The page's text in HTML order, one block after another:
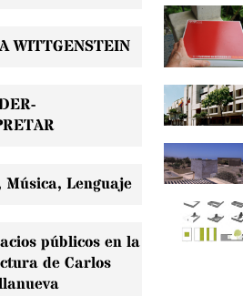
WITTGENSTEIN
Música, Lenguaje
públicos en la
de Carlos